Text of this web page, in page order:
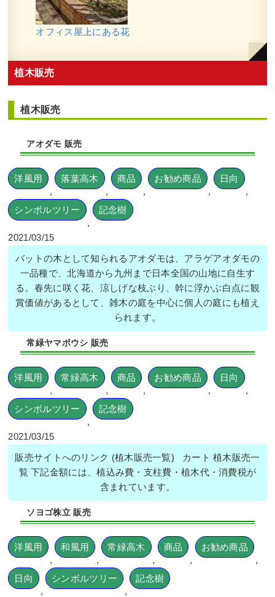
オフィス屋上にある花
植木販売
植木販売
アオダモ 販売
洋風用
,
落葉高木
,
商品
,
お勧め商品
,
日向
,
シンボルツリー
,
記念樹
2021/03/15
バットの木として知られるアオダモは、アラゲアオダモの
一品種で、北海道から九州まで日本全国の山地に自生す
る。春先に咲く花、涼しげな枝ぶり、幹に浮かぶ白点に観
賞価値があるとして、雑木の庭を中心に個人の庭にも植え
られます。
常緑ヤマボウシ 販売
洋風用
,
常緑高木
,
商品
,
お勧め商品
,
日向
,
シンボルツリー
,
記念樹
2021/03/15
販売サイトへのリンク (植木販売一覧) カート 植木販売一
覧 下記金額には、植込み費・支柱費・植木代・消費税が
含まれています。
ソヨゴ株立 販売
洋風用
,
和風用
,
常緑高木
,
商品
,
お勧め商品
,
日向
,
シンボルツリー
,
記念樹